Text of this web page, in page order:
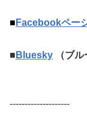
■ Facebookペー
■ Bluesky （ブ
--------------------